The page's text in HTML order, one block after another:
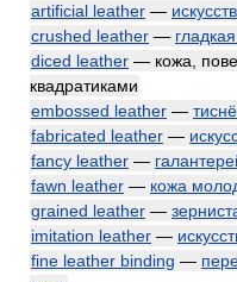
artificial leather —
crushed leather —
diced leather — кожа,
квадратиками
embossed leather —
fabricated leather —
fancy leather —
fawn leather — кожа
grained leather —
imitation leather —
fine leather binding —